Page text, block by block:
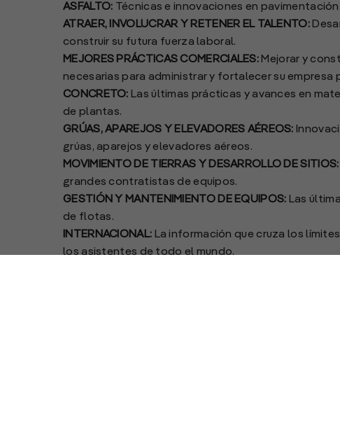
ASFALTO: Técnicas e innovaciones en
ATRAER, INVOLUCRAR Y RETENER EL TALENTO:
construir su futura fuerza laboral.
MEJORES PRÁCTICAS COMERCIALES: Mejorar y
necesarias para administrar y fortalecer su empresa
CONCRETO: Las últimas prácticas y avances en
de plantas.
GRÚAS, APAREJOS Y ELEVADORES AÉREOS:
grúas, aparejos y elevadores aéreos.
MOVIMIENTO DE TIERRAS Y DESARROLLO DE SITIOS:
grandes contratistas de equipos.
GESTIÓN Y MANTENIMIENTO DE EQUIPOS: Las
de flotas.
INTERNACIONAL: La información que cruza los
los asistentes de todo el mundo.